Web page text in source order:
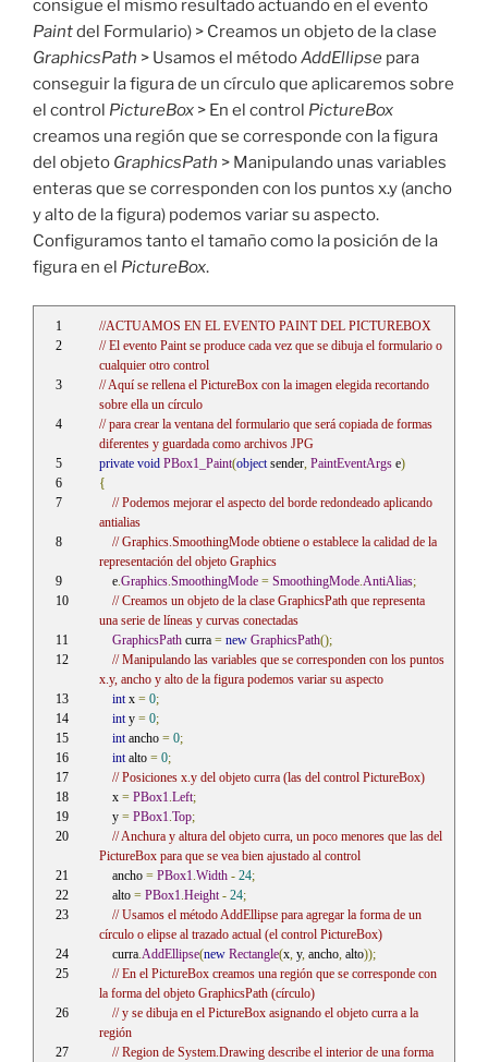
consigue el mismo resultado actuando en el evento
Paintdel Formulario) > Creamos un objeto de la clase
GraphicsPath > Usamos el métodoAddEllipse para
conseguir la figura de un círculo que aplicaremos sobre
el control PictureBox > En el control PictureBox
creamos una región que se corresponde con la figura
del objeto GraphicsPath > Manipulando unas variables
enteras que se corresponden con los puntos x.y (ancho
y alto de la figura) podemos variar su aspecto.
Configuramos tanto el tamaño como la posición de la
figura en el PictureBox.
//ACTUAMOS EN EL EVENTO PAINT DEL PICTUREBOX
// El evento Paint se produce cada vez que se dibuja el formulario o
cualquier otro control
// Aquí se rellena el PictureBox con la imagen elegida recortando
sobre ella un círculo
// para crear la ventana del formulario que será copiada de formas
diferentes y guardada como archivos JPG
private void PBox1_Paint(object sender, PaintEventArgs e)
{
// Podemos mejorar el aspecto del borde redondeado aplicando
antialias
// Graphics.SmoothingMode obtiene o establece la calidad de la
representación del objeto Graphics
    e
.Graphics.SmoothingMode = SmoothingMode.AntiAlias;
// Creamos un objeto de la clase GraphicsPath que representa
una serie de líneas y curvas conectadas
GraphicsPath curra = new GraphicsPath();
// Manipulando las variables que se corresponden con los puntos
x.y, ancho y alto de la figura podemos variar su aspecto
int x = 0;
int y = 0;
int ancho = 0;
int alto = 0;
// Posiciones x.y del objeto curra (las del control PictureBox)
    x
= PBox1.Left;
    y
= PBox1.Top;
// Anchura y altura del objeto curra, un poco menores que las del
PictureBox para que se vea bien ajustado al control
    ancho
= PBox1.Width - 24;
    alto
= PBox1.Height - 24;
// Usamos el método AddEllipse para agregar la forma de un
círculo o elipse al trazado actual (el control PictureBox)
    curra
.AddEllipse(new Rectangle(x, y, ancho, alto));
// En el PictureBox creamos una región que se corresponde con
la forma del objeto GraphicsPath (círculo)
// y se dibuja en el PictureBox asignando el objeto curra a la
región
// Region de System.Drawing describe el interior de una forma